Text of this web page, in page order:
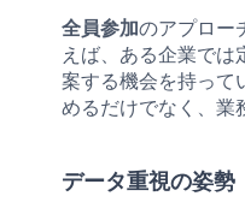
全員参加のアプロー
えば、ある企業で
案する機会を持って
めるだけでなく、業
データ重視の姿勢